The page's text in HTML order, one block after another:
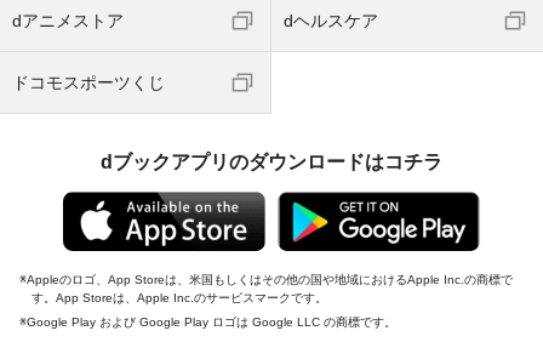
dアニメストア dヘルスケア
ドコモスポーツくじ
dブックアプリのダウンロードはコチラ
Appleのロゴ、App Storeは、米国もしくはその他の国や地域におけるApple Inc.の商標で
す。App Storeは、Apple Inc.のサービスマークです。
Google Play および Google Play ロゴは Google LLC の商標です。